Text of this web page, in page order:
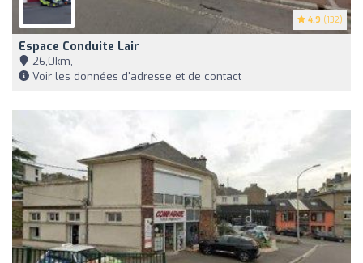
4.9 (132)
Espace Conduite Lair
26,0km,
Voir les données d'adresse et de contact